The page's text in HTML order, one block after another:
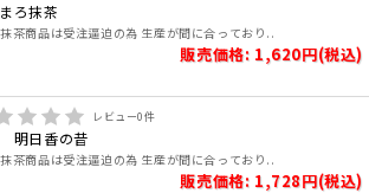
ろ抹茶
茶商品は受注逼迫の為 生産が間に合っており..
販売価格: 1,620円(税込)
レビュー0件
明日香の昔
茶商品は受注逼迫の為 生産が間に合っており..
販売価格: 1,728円(税込)